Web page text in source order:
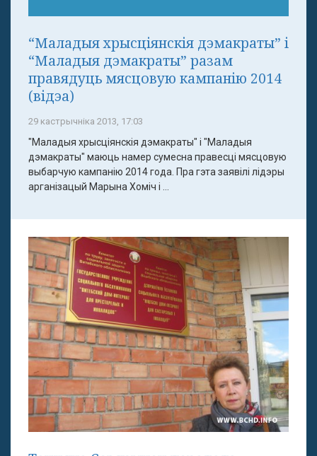
“Маладыя хрысціянскія дэмакраты” і
“Маладыя дэмакраты” разам
правядуць мясцовую кампанію 2014
(відэа)
29 кастрычніка 2013, 17:03
"Маладыя хрысціянскія дэмакраты" і "Маладыя
дэмакраты" маюць намер сумесна правесці мясцовую
выбарчую кампанію 2014 года. Пра гэта заявілі лідэры
арганізацый Марына Хоміч і ...